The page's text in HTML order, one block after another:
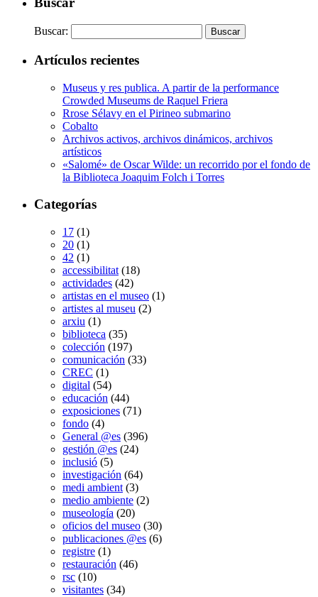
Buscar:
Artículos recientes
Museus y res publica. A partir de la performance
Crowded Museums de Raquel Friera
Rrose Sélavy en el Pirineo submarino
Cobalto
Archivos activos, archivos dinámicos, archivos
artísticos
«Salomé» de Oscar Wilde: un recorrido por el fondo de
la Biblioteca Joaquim Folch i Torres
Categorías
17 (1)
20 (1)
42 (1)
accessibilitat (18)
actividades (42)
artistas en el museo (1)
artistes al museu (2)
arxiu (1)
biblioteca (35)
colección (197)
comunicación (33)
CREC (1)
digital (54)
educación (44)
exposiciones (71)
fondo (4)
General @es (396)
gestión @es (24)
inclusió (5)
investigación (64)
medi ambient (3)
medio ambiente (2)
museología (20)
oficios del museo (30)
publicaciones @es (6)
registre (1)
restauración (46)
rsc (10)
visitantes (34)